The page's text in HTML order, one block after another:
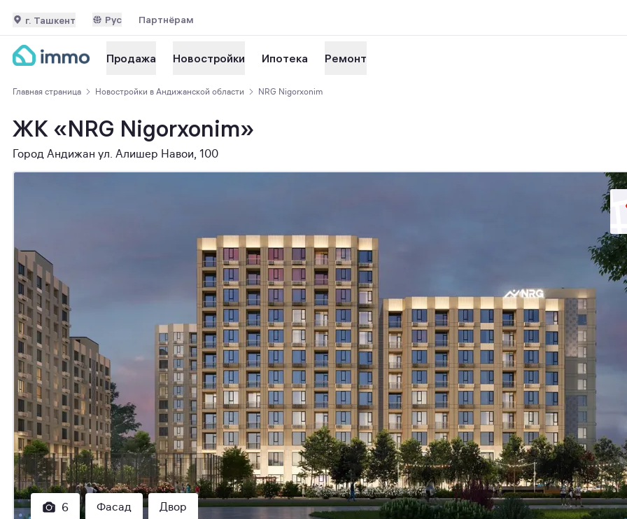
г. Ташкент Рус Партнёрам
Продажа Новостройки Ипотека Ремонт
Главная страница Новостройки в Андижанской области NRG Nigorxonim
ЖК «NRG Nigorxonim»
Город Андижан ул. Алишер Навои, 100
6 Фасад Двор